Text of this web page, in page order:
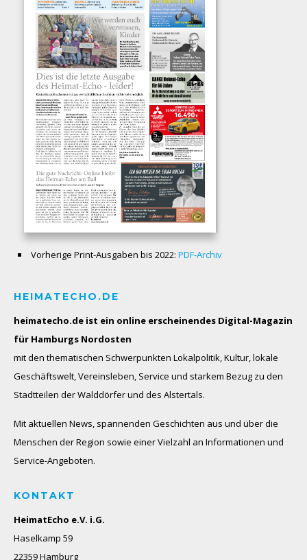
Vorherige Print-Ausgaben bis 2022: PDF-Archiv
HEIMATECHO.DE
heimatecho.de ist ein online erscheinendes Digital-Magazin
für Hamburgs Nordosten
mit den thematischen Schwerpunkten Lokalpolitik, Kultur, lokale
Geschäftswelt, Vereinsleben, Service und starkem Bezug zu den
Stadtteilen der Walddörfer und des Alstertals.
Mit aktuellen News, spannenden Geschichten aus und über die
Menschen der Region sowie einer Vielzahl an Informationen und
Service-Angeboten.
KONTAKT
HeimatEcho e.V. i.G.
Haselkamp 59
22359 Hamburg